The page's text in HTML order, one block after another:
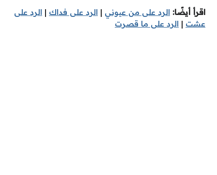
اقرأ أيضًا: الرد على من عيوني | الرد على فداك | الرد على
عشت | الرد على ما قصرت